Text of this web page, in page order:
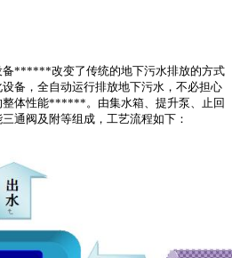
备******改变了传统的地下污水排放的方式
备，全自动运行排放地下污水，不必担心
整体性能******。由集水箱、提升泵、止回
通阀及附等组成，工艺流程如下：